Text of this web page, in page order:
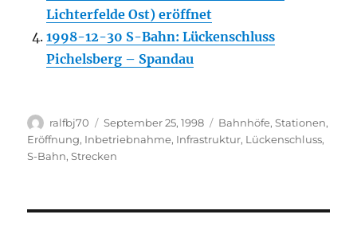
Lichterfelde Ost) eröffnet
1998-12-30 S-Bahn: Lückenschluss
Pichelsberg – Spandau
Autor
ralfbj70
Veröffentlicht
am
September 25, 1998 Kategorien
Bahnhöfe, Stationen,
Eröffnung, Inbetriebnahme, Infrastruktur, Lückenschluss,
S-Bahn,Strecken